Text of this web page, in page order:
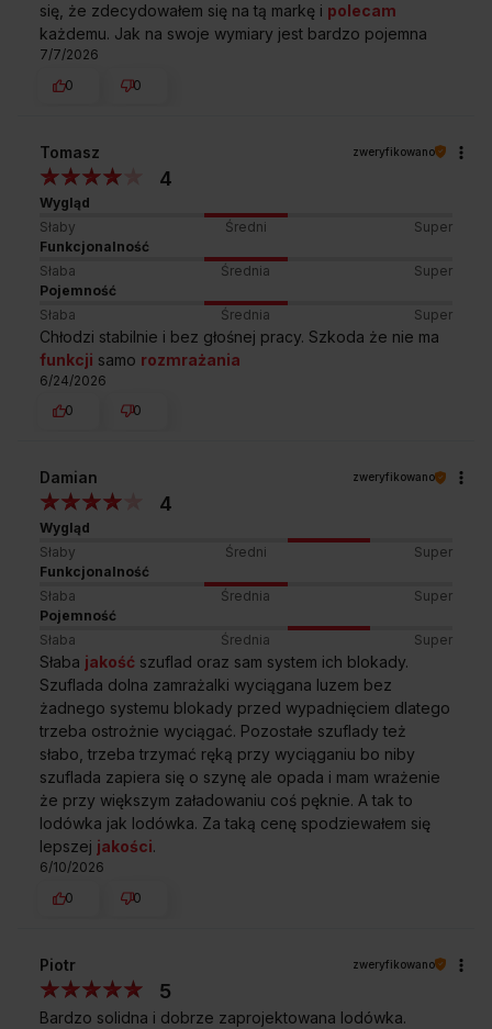
się, że zdecydowałem się na tą markę i polecam
każdemu. Jak na swoje wymiary jest bardzo pojemna
7/7/2026
0
0
Tomasz zweryfikowano
4
Wygląd
Słaby
Średni
Super
Funkcjonalność
Słaba
Średnia
Super
Pojemność
Słaba
Średnia Super
Chłodzi stabilnie i bez głośnej pracy. Szkoda że nie ma
funkcji samo rozmrażania
6/24/2026
0
0
Damian zweryfikowano
4
Wygląd
Słaby
Średni
Super
Funkcjonalność
Słaba
Średnia
Super
Pojemność
Słaba
Średnia Super
Słaba jakość szuflad oraz sam system ich blokady.
Szuflada dolna zamrażalki wyciągana luzem bez
żadnego systemu blokady przed wypadnięciem dlatego
trzeba ostrożnie wyciągać. Pozostałe szuflady też
słabo, trzeba trzymać ręką przy wyciąganiu bo niby
szuflada zapiera się o szynę ale opada i mam wrażenie
że przy większym załadowaniu coś pęknie. A tak to
lodówka jak lodówka. Za taką cenę spodziewałem się
lepszej jakości.
6/10/2026
0
0
Piotr zweryfikowano
5
Bardzo solidna i dobrze zaprojektowana lodówka.